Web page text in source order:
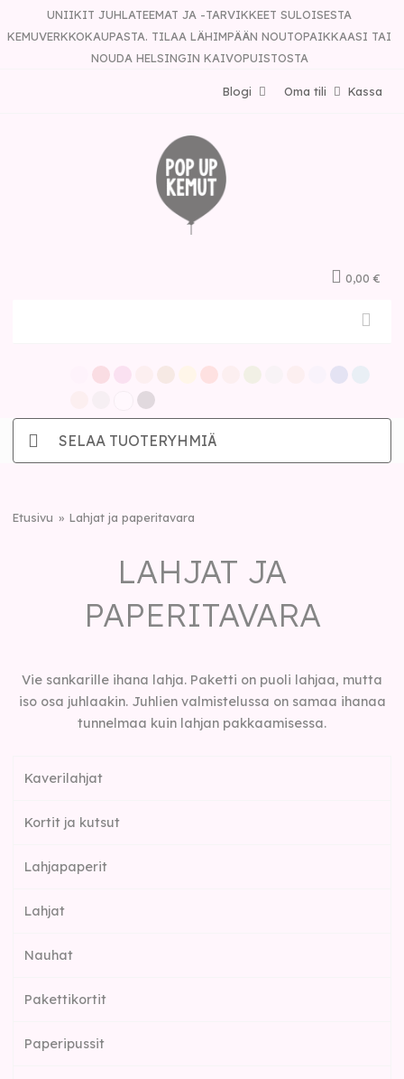
UNIIKIT JUHLATEEMAT JA -TARVIKKEET SULOISESTA
KEMUVERKKOKAUPASTA. TILAA LÄHIMPÄÄN NOUTOPAIKKAASI TAI
NOUDA HELSINGIN KAIVOPUISTOSTA
Kassa
Oma tili
Blogi
0,00 €
SELAA TUOTERYHMIÄ
Etusivu Lahjat ja paperitavara
LAHJAT JA
PAPERITAVARA
Vie sankarille ihana lahja. Paketti on puoli lahjaa, mutta
iso osa juhlaakin. Juhlien valmistelussa on samaa ihanaa
tunnelmaa kuin lahjan pakkaamisessa.
Kaverilahjat
Kortit ja kutsut
Lahjapaperit
Lahjat
Nauhat
Pakettikortit
Paperipussit